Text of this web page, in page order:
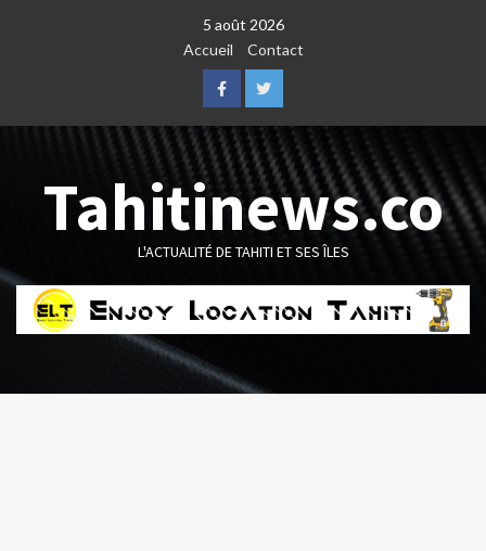
5 août 2026
Accueil
Contact
FacebookTwitter
Tahitinews.co
L'ACTUALITÉ DE TAHITI ET SES ÎLES